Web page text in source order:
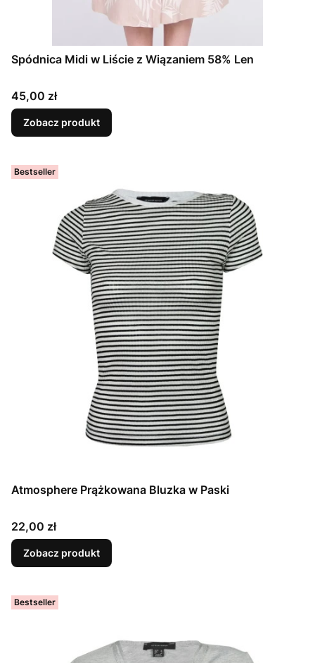
Spódnica Midi w Liście z Wiązaniem 58% Len
Cena
45,00 zł
Zobacz produkt
Bestseller
Atmosphere Prążkowana Bluzka w Paski
Cena
22,00 zł
Zobacz produkt
Bestseller